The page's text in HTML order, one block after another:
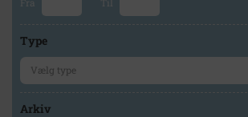
Type
Arkiv